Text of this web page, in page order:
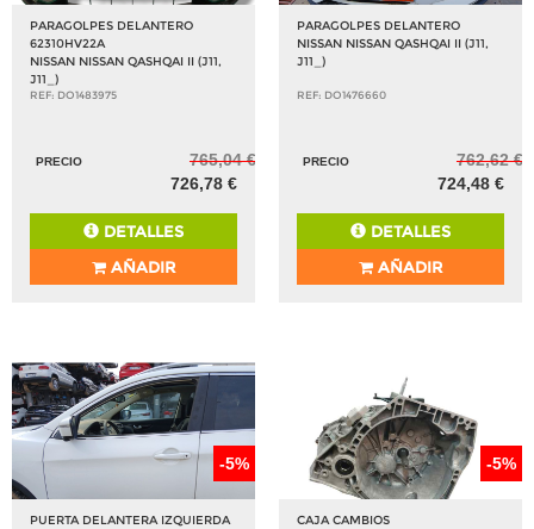
PARAGOLPES DELANTERO
62310HV22A
NISSAN NISSAN QASHQAI II (J11,
J11_)
REF: DO1483975
PRECIO
765,04 €
726,78 €
DETALLES
AÑADIR
PARAGOLPES DELANTERO
NISSAN NISSAN QASHQAI II (J11,
J11_)
REF: DO1476660
PRECIO
762,62 €
724,48 €
DETALLES
AÑADIR
-5%
PUERTA DELANTERA IZQUIERDA
-5%
CAJA CAMBIOS